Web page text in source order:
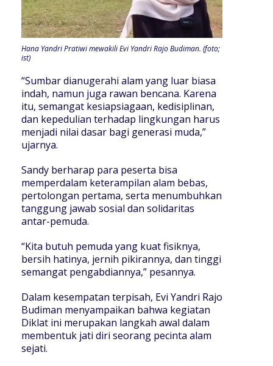
Hana Yandri Pratiwi mewakili Evi Yandri Rajo Budiman. (foto;
ist)
“Sumbar dianugerahi alam yang luar biasa
indah, namun juga rawan bencana. Karena
itu, semangat kesiapsiagaan, kedisiplinan,
dan kepedulian terhadap lingkungan harus
menjadi nilai dasar bagi generasi muda,”
ujarnya.
Sandy berharap para peserta bisa
memperdalam keterampilan alam bebas,
pertolongan pertama, serta menumbuhkan
tanggung jawab sosial dan solidaritas
antar-pemuda.
“Kita butuh pemuda yang kuat fisiknya,
bersih hatinya, jernih pikirannya, dan tinggi
semangat pengabdiannya,” pesannya.
Dalam kesempatan terpisah, Evi Yandri Rajo
Budiman menyampaikan bahwa kegiatan
Diklat ini merupakan langkah awal dalam
membentuk jati diri seorang pecinta alam
sejati.